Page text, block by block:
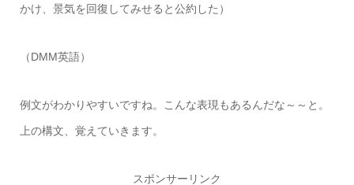
かけ、景気を回復してみせると公約した）
（DMM英語）
例文がわかりやすいですね。こんな表現もあるんだな～～と。
上の構文、覚えていきます。
スポンサーリンク